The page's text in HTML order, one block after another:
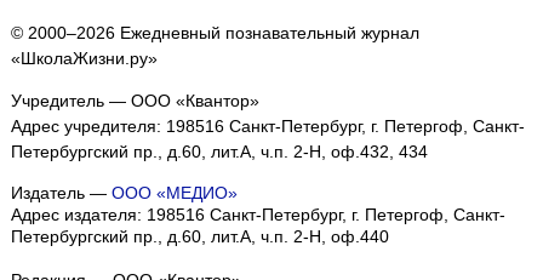
© 2000–2026 Ежедневный познавательный журнал
«ШколаЖизни.ру»
Учредитель — ООО «Квантор»
Адрес учредителя: 198516 Санкт-Петербург, г. Петергоф, Санкт-
Петербургский пр., д.60, лит.А, ч.п. 2-Н, оф.432, 434
Издатель — ООО «МЕДИО»
Адрес издателя: 198516 Санкт-Петербург, г. Петергоф, Санкт-
Петербургский пр., д.60, лит.А, ч.п. 2-Н, оф.440